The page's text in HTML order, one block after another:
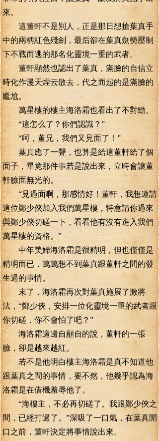
來。
這董軒不是別人，正是那日想搶葉真手
中的兩柄紅色殘劍，最后卻在葉真劍勢壓制
下不戰而逃的那名化靈境一重的武者。
董軒顯然也認出了葉真，滿臉的自信立
時化作漫天煙云散去，代之而起的是滿臉的
尷尬。
萬星樓的樓主海洛霜也看出了不對勁。
“這怎么了？你們認識？”
“呵，董兄，我們又見面了！”
葉真應了一聲，也算是給這董軒給了個
面子，畢竟那件事若是說出來，立時會讓董
軒臉面無光的。
“見過面啊，那感情好！董軒，我想邀請
這位鄭少俠加入我們萬星樓，特意請你過來
與鄭少俠切磋一下，看看他有沒有進入我們
萬星樓的資格。”
中年美婦海洛霜是很精明，但也僅僅是
精明而已，萬萬想不到葉真跟董軒之間的發
生過的事情。
末了，海洛霜再次對葉真施展了激將
法，“鄭少俠，安排一位化靈境一重的武者跟
你切磋，你不會怕了吧？”
海洛霜這邊自顧自的說，董軒的一張
臉，卻是越來越紅。
若不是他明白樓主海洛霜是真不知道他
跟葉真之間的事情，要不然，他幾乎認為海
洛霜是在借機羞辱他了。
“海樓主，不必再切磋了。我跟鄭少俠之
間，已經打過了。”深吸了一口氣，在葉真開
口之前，董軒決定將事情說出來。